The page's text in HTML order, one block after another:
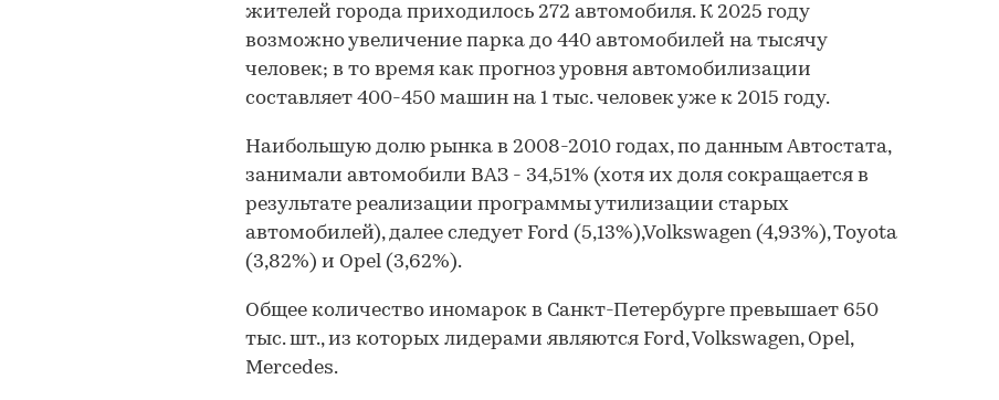
жителей города приходилось 272 автомобиля. К 2025 году
возможно увеличение парка до 440 автомобилей на тысячу
человек; в то время как прогноз уровня автомобилизации
составляет 400-450 машин на 1 тыс. человек уже к 2015 году.
Наибольшую долю рынка в 2008-2010 годах, по данным Автостата,
занимали автомобили ВАЗ - 34,51% (хотя их доля сокращается в
результате реализации программы утилизации старых
автомобилей), далее следует Ford (5,13%),Volkswagen (4,93%), Toyota
(3,82%) и Opel (3,62%).
Общее количество иномарок в Санкт-Петербурге превышает 650
тыс. шт., из которых лидерами являются Ford, Volkswagen, Opel,
Mercedes.